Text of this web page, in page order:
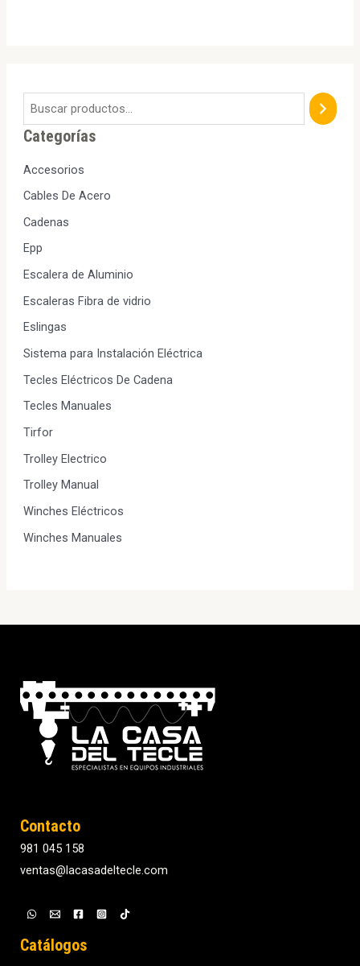
Categorías
Accesorios
Cables De Acero
Cadenas
Epp
Escalera de Aluminio
Escaleras Fibra de vidrio
Eslingas
Sistema para Instalación Eléctrica
Tecles Eléctricos De Cadena
Tecles Manuales
Tirfor
Trolley Electrico
Trolley Manual
Winches Eléctricos
Winches Manuales
Contacto
981 045 158
ventas@lacasadeltecle.com
Catálogos